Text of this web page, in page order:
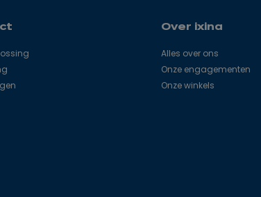
Over ixina
Alles over ons
Onze engagementen
Onze winkels